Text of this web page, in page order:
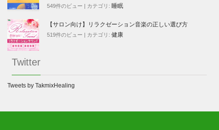
549件のビュー カテゴリ: 睡眠
【サロン向け】リラクゼーション音楽の正しい選び方
519件のビュー カテゴリ: 健康
Twitter
Tweets by TakmixHealing